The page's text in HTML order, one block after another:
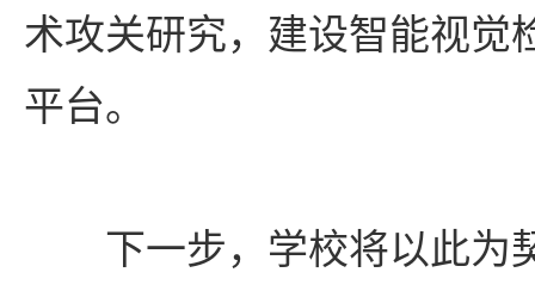
术攻关研究，建设智能视觉
平台。
下一步，学校将以此为